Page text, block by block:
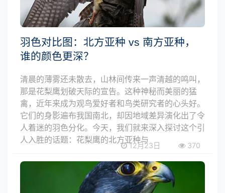
羽色对比图：北方亚种 vs 南方亚种，
谁的颜色更深？
清晨的薄雾还未散去，山林间传来一声清越的鸣叫，
那是花梨鹰划破天际的宣告。这种神秘而美丽的猛
禽，近年来成为观鸟爱好者和鸟类研究者的心头好。
它们的身影遍布我国南北，却因地域差异演化出了令
人着迷的羽色分化。今天，我们就来深入探讨这个引
人入胜的话题：花梨鹰的北方亚种与
12月23日 370